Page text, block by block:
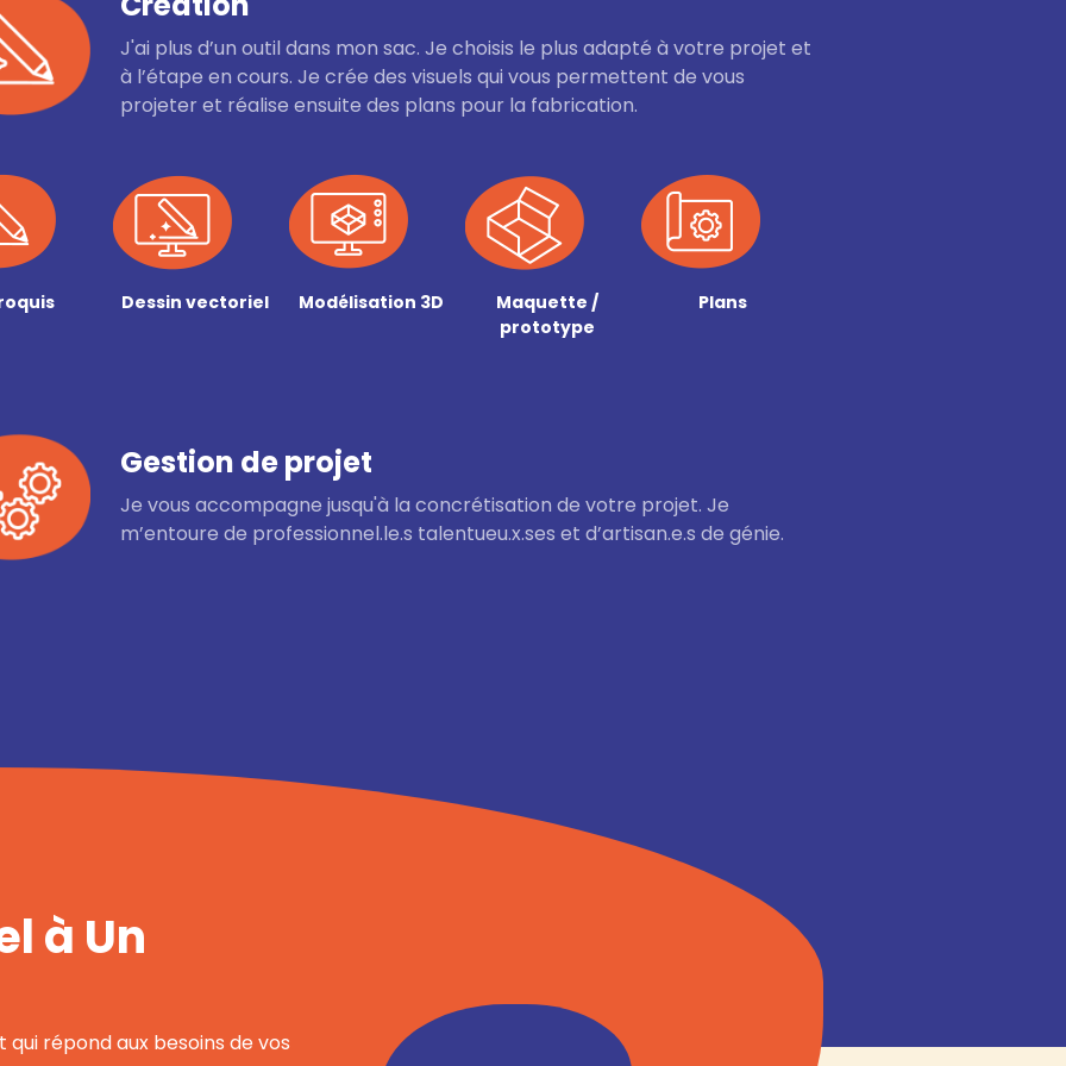
J'ai plus d’un outil dans mon sac. Je choisis le plus adapté à votre projet et
à l’étape en cours. Je crée des visuels qui vous permettent de vous
projeter et réalise ensuite des plans pour la fabrication.
Dessin vectoriel Modélisation 3D
Maquette /
prototype
Plans
Gestion de projet
Je vous accompagne jusqu'à la concrétisation de votre projet. Je
m’entoure de professionnel.le.s talentueu.x.ses et d’artisan.e.s de génie.
à Un
répond aux besoins de vos